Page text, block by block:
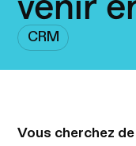
CRM
Vous cherchez